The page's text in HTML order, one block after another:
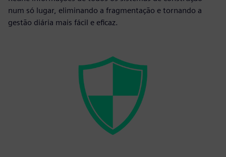
num só lugar, eliminando a fragmentação e tornando a
gestão diária mais fácil e eficaz.